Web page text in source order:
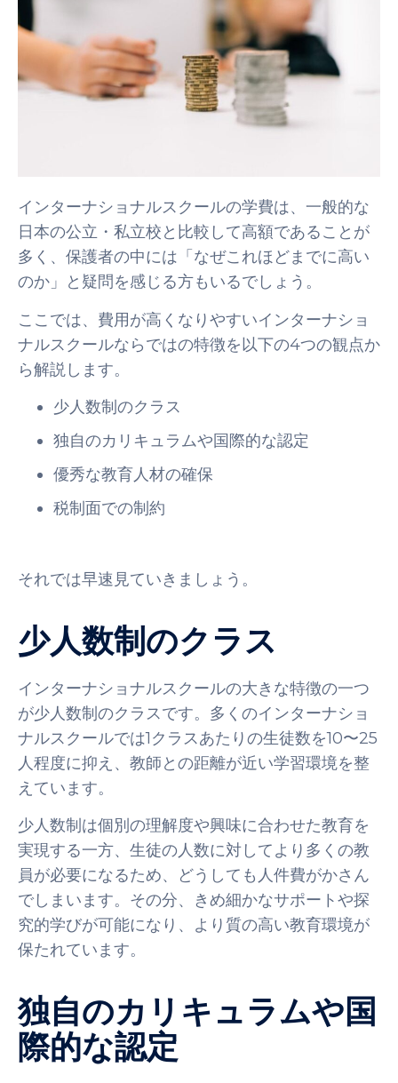
インターナショナルスクールの学費は、一般的な
日本の公立・私立校と比較して高額であることが
多く、保護者の中には「なぜこれほどまでに高い
のか」と疑問を感じる方もいるでしょう。
ここでは、費用が高くなりやすいインターナショ
ナルスクールならではの特徴を以下の4つの観点か
ら解説します。
少人数制のクラス
独自のカリキュラムや国際的な認定
優秀な教育人材の確保
税制面での制約
それでは早速見ていきましょう。
少人数制のクラス
インターナショナルスクールの大きな特徴の一つ
が少人数制のクラスです。多くのインターナショ
ナルスクールでは1クラスあたりの生徒数を10〜25
人程度に抑え、教師との距離が近い学習環境を整
えています。
少人数制は個別の理解度や興味に合わせた教育を
実現する一方、生徒の人数に対してより多くの教
員が必要になるため、どうしても人件費がかさん
でしまいます。その分、きめ細かなサポートや探
究的学びが可能になり、より質の高い教育環境が
保たれています。
独自のカリキュラムや国
際的な認定